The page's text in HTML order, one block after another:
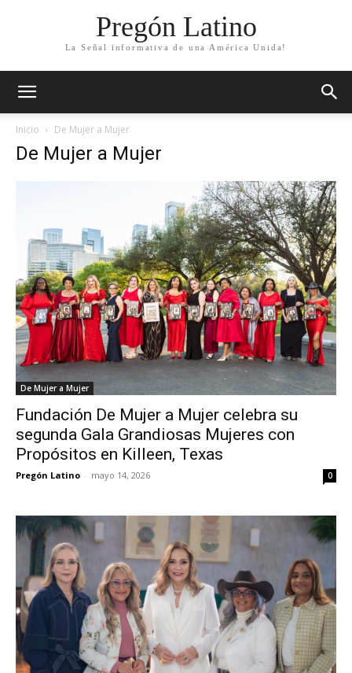
Pregón Latino
La Señal informativa de una América Unida!
Inicio De Mujer a Mujer
De Mujer a Mujer
De Mujer a Mujer
Fundación De Mujer a Mujer celebra su
segunda Gala Grandiosas Mujeres con
Propósitos en Killeen, Texas
Pregón Latino - mayo 14, 2026 0